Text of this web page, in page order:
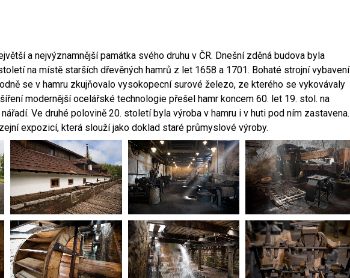
a nejvýznamnější památka svého druhu v ČR. Dnešní zděná budova byla
na místě starších dřevěných hamrů z let 1658 a 1701. Bohaté strojní vybavení
se v hamru zkujňovalo vysokopecní surové železo, ze kterého se vykovávaly
modernější ocelářské technologie přešel hamr koncem 60. let 19. stol. na
Ve druhé polovině 20. století byla výroba v hamru i v huti pod ním zastavena.
expozicí, která slouží jako doklad staré průmyslové výroby.